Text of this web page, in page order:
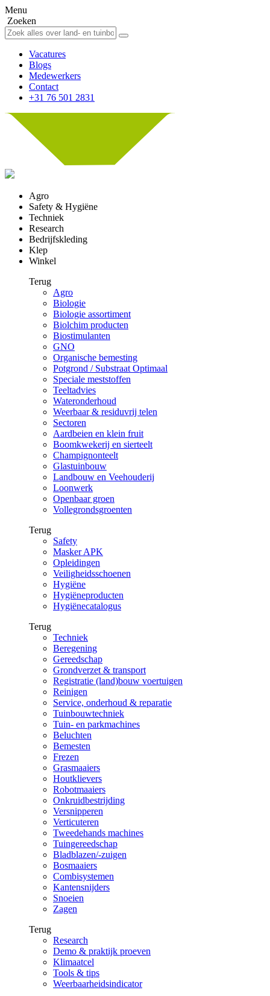
Menu
Zoeken
Vacatures
Blogs
Medewerkers
Contact
+31 76 501 2831
Agro
Safety & Hygiëne
Techniek
Research
Bedrijfskleding
Klep
Winkel
Terug
Agro
Biologie
Biologie assortiment
Biolchim producten
Biostimulanten
GNO
Organische bemesting
Potgrond / Substraat Optimaal
Speciale meststoffen
Teeltadvies
Wateronderhoud
Weerbaar & residuvrij telen
Sectoren
Aardbeien en klein fruit
Boomkwekerij en sierteelt
Champignonteelt
Glastuinbouw
Landbouw en Veehouderij
Loonwerk
Openbaar groen
Vollegrondsgroenten
Terug
Safety
Masker APK
Opleidingen
Veiligheidsschoenen
Hygiëne
Hygiëneproducten
Hygiënecatalogus
Terug
Techniek
Beregening
Gereedschap
Grondverzet & transport
Registratie (land)bouw voertuigen
Reinigen
Service, onderhoud & reparatie
Tuinbouwtechniek
Tuin- en parkmachines
Beluchten
Bemesten
Frezen
Grasmaaiers
Houtklievers
Robotmaaiers
Onkruidbestrijding
Versnipperen
Verticuteren
Tweedehands machines
Tuingereedschap
Bladblazen/-zuigen
Bosmaaiers
Combisystemen
Kantensnijders
Snoeien
Zagen
Terug
Research
Demo & praktijk proeven
Klimaatcel
Tools & tips
Weerbaarheidsindicator